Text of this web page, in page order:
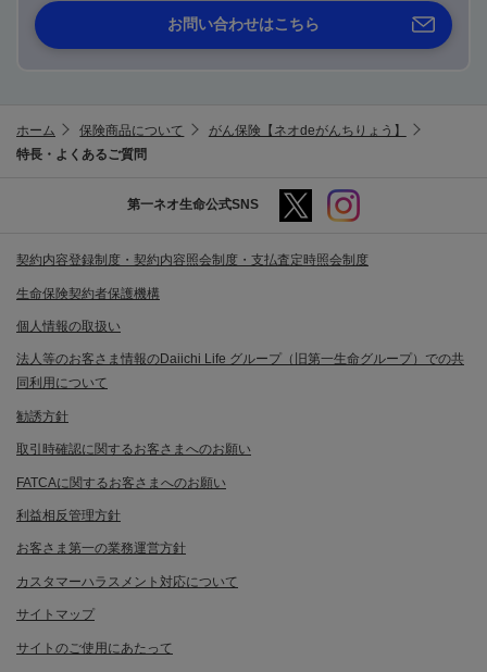
お問い合わせはこちら
ホーム 保険商品について
がん保険【ネオdeがんちりょう】
特長・よくあるご質問
第一ネオ生命公式SNS
契約内容登録制度・契約内容照会制度・支払査定時照会制度
生命保険契約者保護機構
個人情報の取扱い
法人等のお客さま情報のDaiichi Life グループ（旧第一生命グループ）での共
同利用について
勧誘方針
取引時確認に関するお客さまへのお願い
FATCAに関するお客さまへのお願い
利益相反管理方針
お客さま第一の業務運営方針
カスタマーハラスメント対応について
サイトマップ
サイトのご使用にあたって